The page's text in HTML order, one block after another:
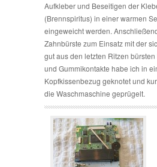
Aufkleber und Beseitigen der
(Brennspiritus) in einer warmen
eingeweicht werden.
Zahnbürste zum Einsatz mit der
gut aus den letzten Ritzen
und Gummikontakte habe ich in
Kopfkissenbezug geknotet und
die Waschmaschine geprügelt.